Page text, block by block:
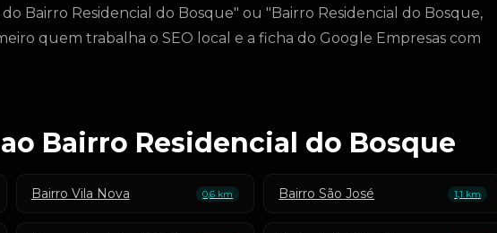
Bairro Residencial do Bosque" ou "Bairro Residencial do Bosque,
quem trabalha o SEO local e a ficha do Google Empresas com
Bairro Residencial do Bosque
Bairro Vila Nova 0,6 km Bairro São José 1,1 km